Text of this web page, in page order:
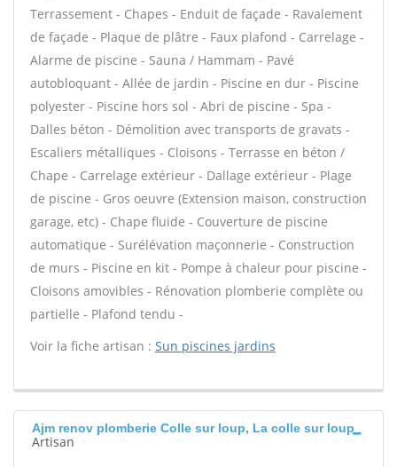
Terrassement - Chapes - Enduit de façade - Ravalement
de façade - Plaque de plâtre - Faux plafond - Carrelage -
Alarme de piscine - Sauna / Hammam - Pavé
autobloquant - Allée de jardin - Piscine en dur - Piscine
polyester - Piscine hors sol - Abri de piscine - Spa -
Dalles béton - Démolition avec transports de gravats -
Escaliers métalliques - Cloisons - Terrasse en béton /
Chape - Carrelage extérieur - Dallage extérieur - Plage
de piscine - Gros oeuvre (Extension maison, construction
garage, etc) - Chape fluide - Couverture de piscine
automatique - Surélévation maçonnerie - Construction
de murs - Piscine en kit - Pompe à chaleur pour piscine -
Cloisons amovibles - Rénovation plomberie complète ou
partielle - Plafond tendu -
Voir la fiche artisan : Sun piscines jardins
Ajm renov plomberie Colle sur loup, La colle sur loup
Artisan